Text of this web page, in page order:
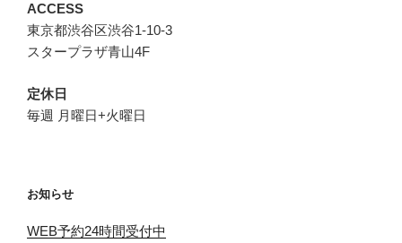
ACCESS
東京都渋谷区渋谷1-10-3
スタープラザ青山4F
定休日
毎週 月曜日+火曜日
お知らせ
WEB予約24時間受付中